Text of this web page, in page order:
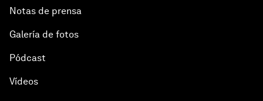
Notas de prensa
Galería de fotos
Pódcast
Vídeos